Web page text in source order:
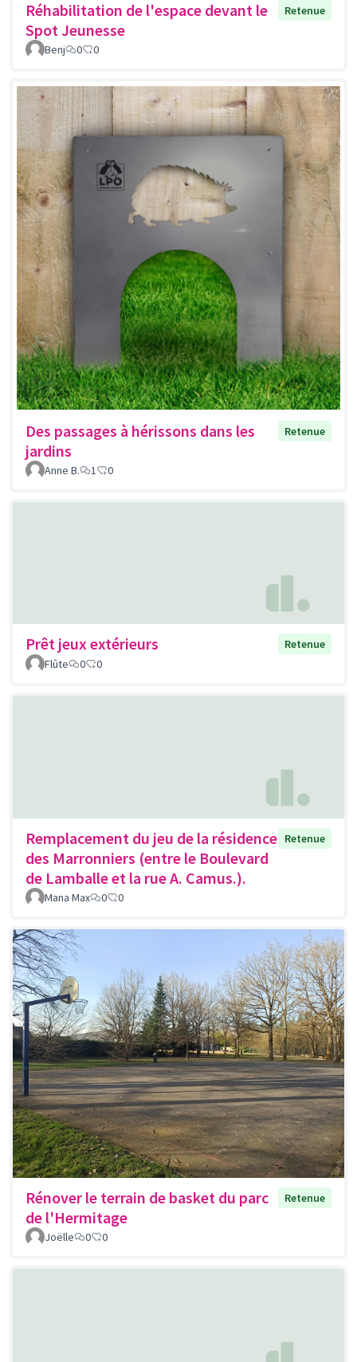
Réhabilitation de l'espace devant le
Spot Jeunesse
Retenue
Benj 0 0
Des passages à hérissons dans les
jardins
Retenue
Anne B. 1 0
Prêt jeux extérieurs
Retenue
Flûte
0 0
Remplacement du jeu de la résidence
des Marronniers (entre le Boulevard
de Lamballe et la rue A. Camus.).
Retenue
Mana Max 0 0
Rénover le terrain de basket du parc
de l'Hermitage
Retenue
Joëlle 0 0